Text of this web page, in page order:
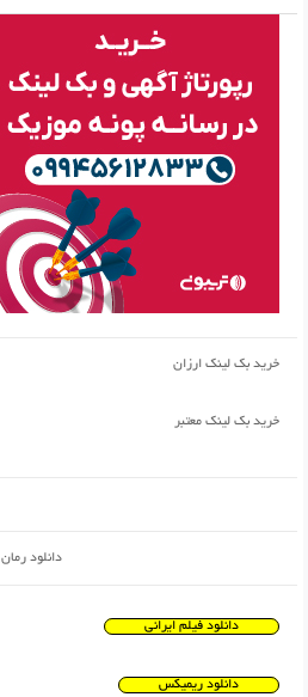
خرید بک لینک ارزان
خرید بک لینک معتبر
دانلود رمان
دانلود فیلم ایرانی
دانلود ریمیکس